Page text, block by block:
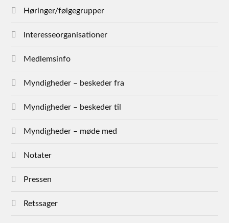
Høringer/følgegrupper
Interesseorganisationer
Medlemsinfo
Myndigheder – beskeder fra
Myndigheder – beskeder til
Myndigheder – møde med
Notater
Pressen
Retssager